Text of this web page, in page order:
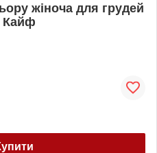
жіноча для грудей
Кайф